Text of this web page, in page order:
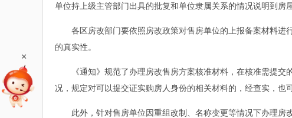
单位持上级主管部门出具的批复和单位隶属关系的情况说明到房
各区房改部门要依照房改政策对售房单位的上报备案材料进
的真实性。
《通知》规范了办理房改售房方案核准材料，在核准需提交
况，规定对可以提交证实购房人身份的相关材料的，经查实，也
此外，针对售房单位因重组改制、名称变更等情况下办理房
+